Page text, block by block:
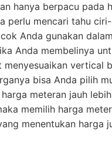
hanya berpacu pada
perlu mencari tahu
Anda gunakan
Anda membelinya
menyesuaikan vertical
bisa Anda pilih
harga meteran jauh
memilih harga
menentukan harga